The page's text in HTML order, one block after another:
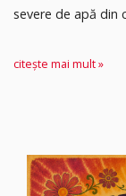
severe de apă din
citește mai mult »